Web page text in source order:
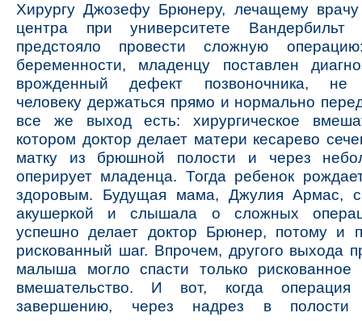
Хирургу Джозефу Брюнеру, лечащему врачу
центра при университете
предстояло провести сложную
беременности, младенцу поставлен
врожденный дефект позвоночника, не
человеку держаться прямо и нормально
все же выход есть: хирургическое
котором доктор делает матери кесарево
матку из брюшной полости и через
оперирует младенца. Тогда ребенок
здоровым. Будущая мама, Джулия Армас,
акушеркой и слышала о сложных
успешно делает доктор Брюнер, потому и
рискованный шаг. Впрочем, другого выхода
малыша могло спасти только рискованное
вмешательство. И вот, когда операция
завершению, через надрез в полости